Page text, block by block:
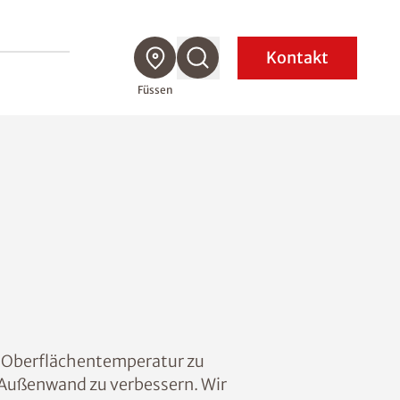
Füssen
Kontakt
zu
zu verbessern. Wir